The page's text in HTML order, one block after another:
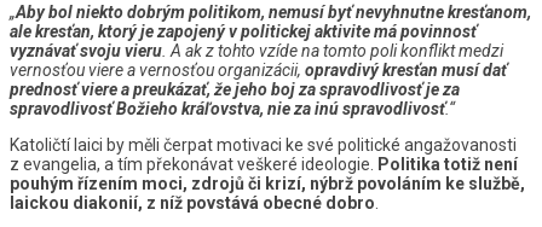
„Aby bol niekto dobrým politikom, nemusí byť nevyhnutne kresťanom,
ale kresťan, ktorý je zapojený v politickej aktivite má povinnosť
vyznávať svoju vieru . A ak z tohto vzíde na tomto poli konflikt medzi
vernosťou viere a vernosťou organizácii, opravdivý kresťan musí dať
prednosť viere a preukázať, že jeho boj za spravodlivosť je za
spravodlivosť Božieho kráľovstva, nie za inú spravodlivosť.“
Katoličtí laici by měli čerpat motivaci ke své politické angažovanosti
z evangelia, a tím překonávat veškeré ideologie. Politika totiž není
pouhým řízením moci, zdrojů či krizí, nýbrž povoláním ke službě,
laickou diakonií, z níž povstává obecné dobro